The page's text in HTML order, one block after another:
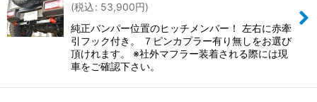
(税込: 53,900円)
純正バンパー位置のヒッチメンバー！ 左右に赤牽
引フック付き。 ７ピンカプラー有り無しをお選び
頂けれます。 ※社外マフラー装着される際には現
車をご確認下さい。